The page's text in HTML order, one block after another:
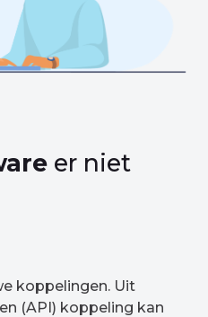
er niet
koppelingen. Uit
(API) koppeling kan